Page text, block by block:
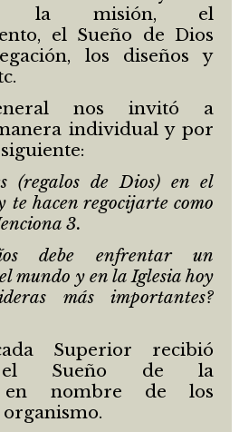
la misión, el
el Sueño de Dios
los diseños y
nos invitó a
individual y por
(regalos de Dios) en el
te hacen regocijarte como
3.
debe enfrentar un
mundo y en la Iglesia hoy
más importantes?
Superior recibió
el Sueño de la
en nombre de los